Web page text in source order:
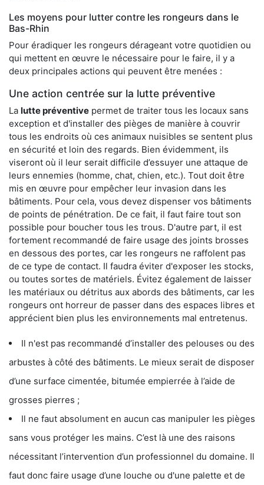
Les moyens pour lutter contre les rongeurs dans le
Bas-Rhin
Pour éradiquer les rongeurs dérageant votre quotidien ou
qui mettent en œuvre le nécessaire pour le faire, il y a
deux principales actions qui peuvent être menées :
Une action centrée sur la lutte préventive
La lutte préventive permet de traiter tous les locaux sans
exception et d'installer des pièges de manière à couvrir
tous les endroits où ces animaux nuisibles se sentent plus
en sécurité et loin des regards. Bien évidemment, ils
viseront où il leur serait difficile d’essuyer une attaque de
leurs ennemies (homme, chat, chien, etc.). Tout doit être
mis en œuvre pour empêcher leur invasion dans les
bâtiments. Pour cela, vous devez dispenser vos bâtiments
de points de pénétration. De ce fait, il faut faire tout son
possible pour boucher tous les trous. D'autre part, il est
fortement recommandé de faire usage des joints brosses
en dessous des portes, car les rongeurs ne raffolent pas
de ce type de contact. Il faudra éviter d'exposer les stocks,
ou toutes sortes de matériels. Évitez également de laisser
les matériaux ou détritus aux abords des bâtiments, car les
rongeurs ont horreur de passer dans des espaces libres et
apprécient bien plus les environnements mal entretenus.
Il n'est pas recommandé d’installer des pelouses ou des
arbustes à côté des bâtiments. Le mieux serait de disposer
d’une surface cimentée, bitumée empierrée à l’aide de
grosses pierres ;
Il ne faut absolument en aucun cas manipuler les pièges
sans vous protéger les mains. C’est là une des raisons
nécessitant l’intervention d’un professionnel du domaine. Il
faut donc faire usage d’une louche ou d'une palette et de